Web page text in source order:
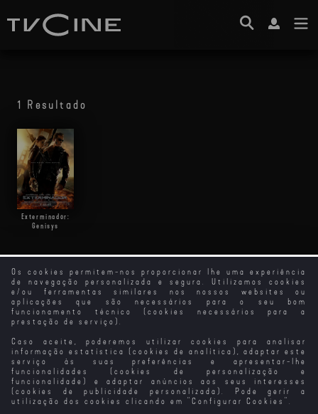
Os cookies permitem-nos proporcionar lhe uma experiência
de navegação personalizada e segura. Utilizamos cookies
e/ou ferramentas similares nos nossos websites ou
aplicações que são necessários para o seu bom
funcionamento técnico (cookies necessários para a
prestação de serviço).
Caso aceite, poderemos utilizar cookies para analisar
informação estatística (cookies de analítica), adaptar este
serviço às suas preferências e apresentar-lhe
funcionalidades (cookies de personalização e
funcionalidade) e adaptar anúncios aos seus interesses
(cookies de publicidade personalizada). Pode gerir a
utilização dos cookies clicando em " Configurar Cookies ".
1 Resultado
Exterminador:
Genisys